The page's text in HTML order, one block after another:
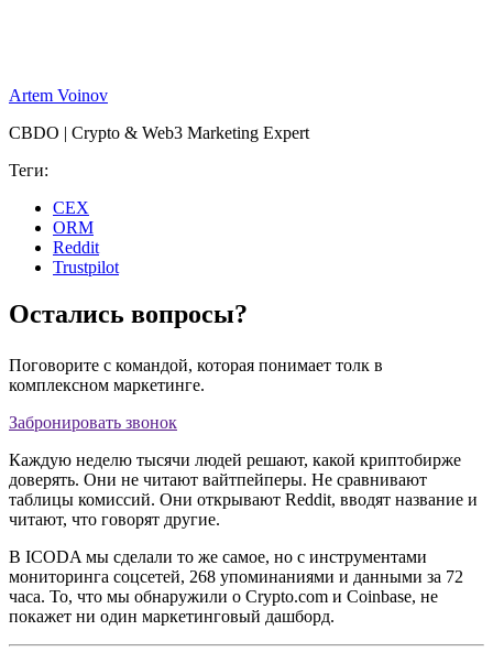
Artem Voinov
CBDO | Crypto & Web3 Marketing Expert
Теги:
CEX
ORM
Reddit
Trustpilot
Остались вопросы?
Поговорите с командой, которая понимает толк в
комплексном маркетинге.
Забронировать звонок
Каждую неделю тысячи людей решают, какой криптобирже
доверять. Они не читают вайтпейперы. Не сравнивают
таблицы комиссий. Они открывают Reddit, вводят название и
читают, что говорят другие.
В ICODA мы сделали то же самое, но с инструментами
мониторинга соцсетей, 268 упоминаниями и данными за 72
часа. То, что мы обнаружили о Crypto.com и Coinbase, не
покажет ни один маркетинговый дашборд.